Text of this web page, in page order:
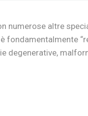
numerose altre
fondamentalmente
degenerative,